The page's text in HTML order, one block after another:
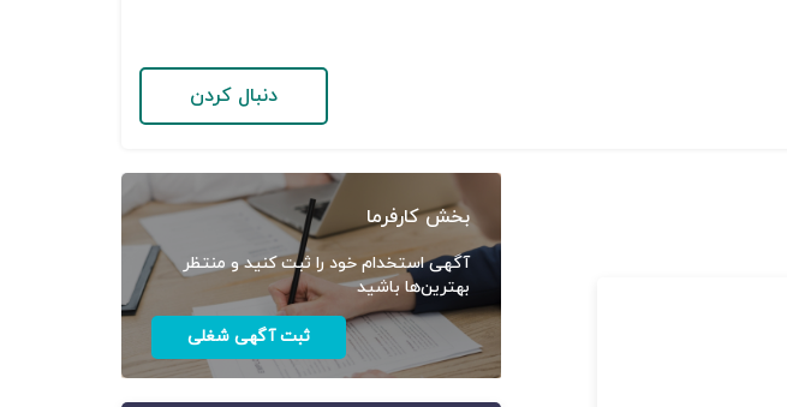
دنبال کردن
بخش کارفرما
آگهی استخدام خود را ثبت کنید و منتظر
بهترین‌ها باشید
ثبت آگهی شغلی